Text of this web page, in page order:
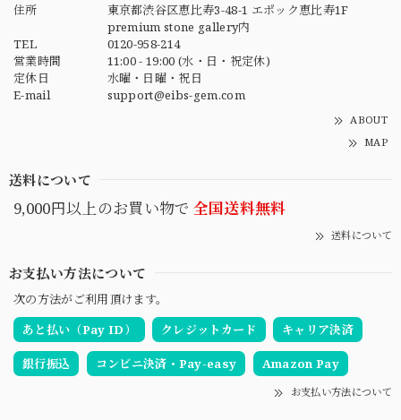
住所
東京都渋谷区恵比寿3-48-1 エポック恵比寿1F
premium stone gallery内
TEL
0120-958-214
営業時間
11:00 - 19:00 (水・日・祝定休)
定休日
水曜・日曜・祝日
E-mail
support@eibs-gem.com
ABOUT
MAP
送料について
9,000円以上のお買い物で 全国送料無料
送料について
お支払い方法について
次の方法がご利用頂けます。
あと払い（Pay ID）
クレジットカード キャリア決済
銀行振込 コンビニ決済・Pay-easy Amazon Pay
お支払い方法について